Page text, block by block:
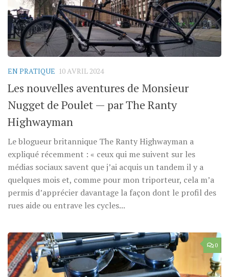
EN PRATIQUE 10 AVRIL 2024
Les nouvelles aventures de Monsieur
Nugget de Poulet — par The Ranty
Highwayman
Le blogueur britannique The Ranty Highwayman a
expliqué récemment : « ceux qui me suivent sur les
médias sociaux savent que j’ai acquis un tandem il y a
quelques mois et, comme pour mon triporteur, cela m’a
permis d’apprécier davantage la façon dont le profil des
rues aide ou entrave les cycles...
0